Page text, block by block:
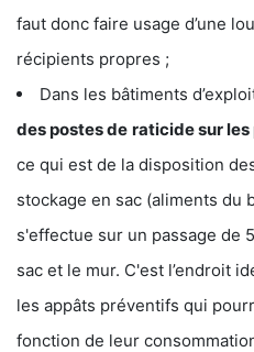
faut donc faire usage d’une
récipients propres ;
Dans les bâtiments
des postes de raticide sur les
ce qui est de la disposition
stockage en sac (aliments du
s'effectue sur un passage de
sac et le mur. C'est l’endroit
les appâts préventifs qui
fonction de leur